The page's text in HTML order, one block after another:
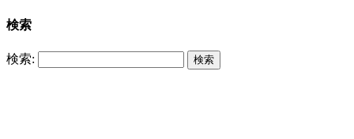
検索
検索: